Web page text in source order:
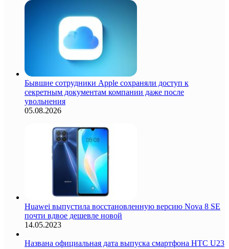
Бывшие сотрудники Apple сохраняли доступ к
секретным документам компании даже после
увольнения
05.08.2026
Huawei выпустила восстановленную версию Nova 8 SE
почти вдвое дешевле новой
14.05.2023
Названа официальная дата выпуска смартфона HTC U23